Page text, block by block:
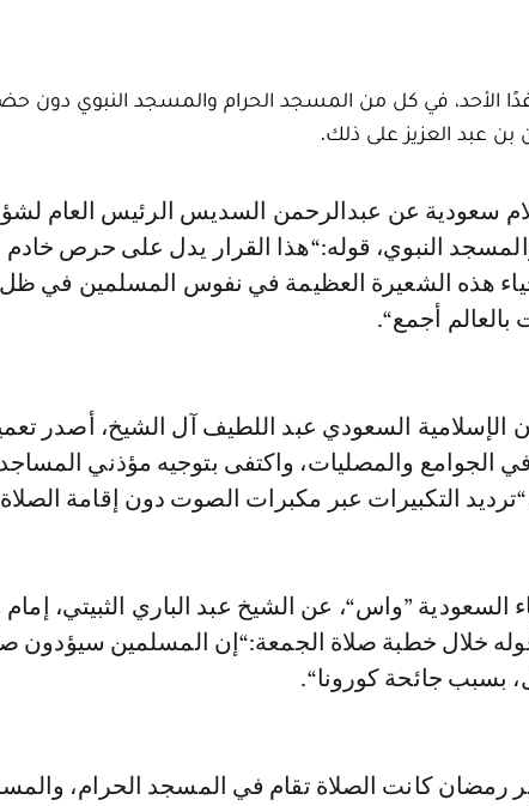
الأحد، في كل من المسجد الحرام والمسجد النبوي دون
عبد العزيز على ذلك.
النبوي، قوله:“هذا القرار يدل على حرص خادم
هذه الشعيرة العظيمة في نفوس المسلمين في
بالعالم أجمع“.
الإسلامية السعودي عبد اللطيف آل الشيخ، أصدر
في الجوامع والمصليات، واكتفى بتوجيه مؤذني
التكبيرات عبر مكبرات الصوت دون إقامة
السعودية ”واس“، عن الشيخ عبد الباري الثبيتي،
خلال خطبة صلاة الجمعة:“إن المسلمين سيؤدون
بسبب جائحة كورونا“.
رمضان كانت الصلاة تقام في المسجد الحرام،